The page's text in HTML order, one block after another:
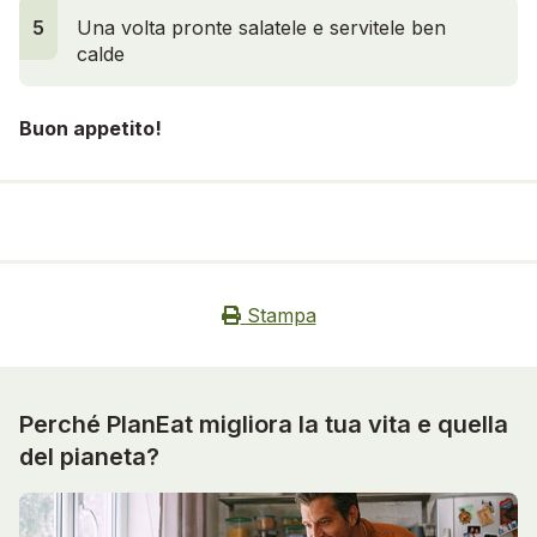
5
Una volta pronte salatele e servitele ben
calde
Buon appetito!
Stampa
Perché PlanEat migliora la tua vita e quella
del pianeta?